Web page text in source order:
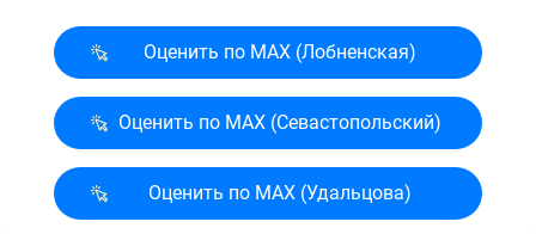
Оценить по MAX (Лобненская)
Оценить по MAX (Севасто­польский)
Оценить по MAX (Удальцова)